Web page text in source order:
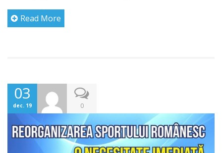
Read More
03
dec. 19 0